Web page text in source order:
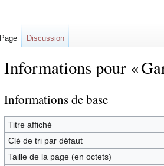
Informations pour «
Aller
à
la
navigation
Aller
à
la
recherche
Informations de base
Titre affiché
Clé de tri par défaut
Taille de la page (en octets)
Page Discussion